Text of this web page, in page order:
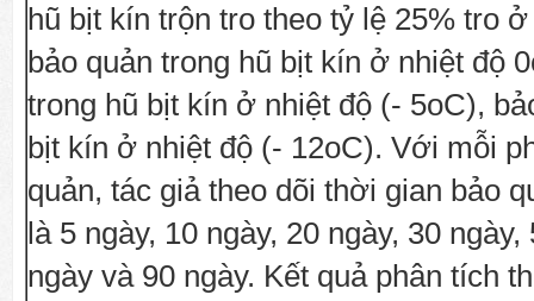
hũ bịt kín trộn tro theo tỷ lệ 25% tro
bảo quản trong hũ bịt kín ở nhiệt độ
trong hũ bịt kín ở nhiệt độ (- 5oC),
bịt kín ở nhiệt độ (- 12oC). Với mỗi
quản, tác giả theo dõi thời gian bảo
là 5 ngày, 10 ngày, 20 ngày, 30 ngày,
ngày và 90 ngày. Kết quả phân tích